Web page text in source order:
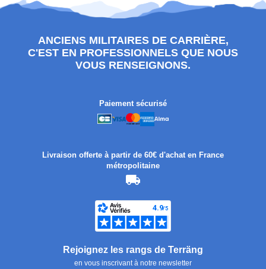
ANCIENS MILITAIRES DE CARRIÈRE,
C'EST EN PROFESSIONNELS QUE NOUS
VOUS RENSEIGNONS.
Paiement sécurisé
Livraison offerte à partir de 60€ d'achat en France
métropolitaine
Rejoignez les rangs de Terräng
en vous inscrivant à notre newsletter